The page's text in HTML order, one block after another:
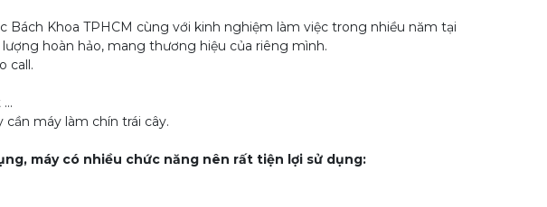
Khoa TPHCM cùng với kinh nghiệm làm việc trong nhiều năm tại
hoàn hảo, mang thương hiệu của riêng mình.
call.
máy làm chín trái cây.
máy có nhiều chức năng nên rất tiện lợi sử dụng: